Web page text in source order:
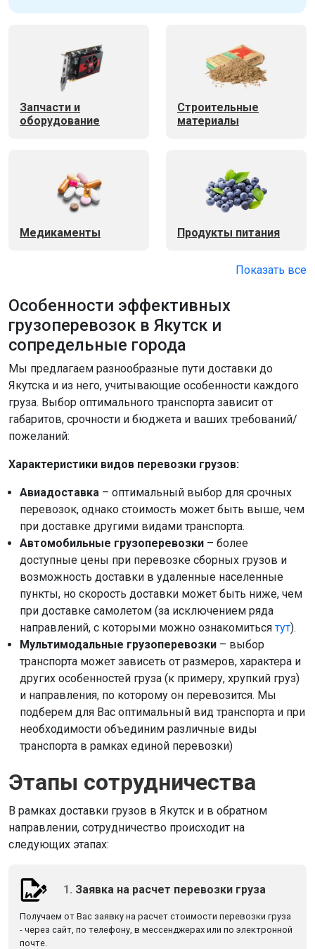
Запчасти и
оборудование
Строительные
материалы
Медикаменты Продукты питания
Показать все
Особенности эффективных
грузоперевозок в Якутск и
сопредельные города
Мы предлагаем разнообразные пути доставки до
Якутска и из него, учитывающие особенности каждого
груза. Выбор оптимального транспорта зависит от
габаритов, срочности и бюджета и ваших требований/
пожеланий:
Характеристики видов перевозки грузов:
Авиадоставка – оптимальный выбор для срочных
перевозок, однако стоимость может быть выше, чем
при доставке другими видами транспорта.
Автомобильные грузоперевозки – более
доступные цены при перевозке сборных грузов и
возможность доставки в удаленные населенные
пункты, но скорость доставки может быть ниже, чем
при доставке самолетом (за исключением ряда
направлений, с которыми можно ознакомиться тут).
Мультимодальные грузоперевозки – выбор
транспорта может зависеть от размеров, характера и
других особенностей груза (к примеру, хрупкий груз)
и направления, по которому он перевозится. Мы
подберем для Вас оптимальный вид транспорта и при
необходимости объединим различные виды
транспорта в рамках единой перевозки)
Этапы сотрудничества
В рамках доставки грузов в Якутск и в обратном
направлении, сотрудничество происходит на
следующих этапах:
1. Заявка на расчет перевозки груза
Получаем от Вас заявку на расчет стоимости перевозки груза
- через сайт, по телефону, в мессенджерах или по электронной
почте.